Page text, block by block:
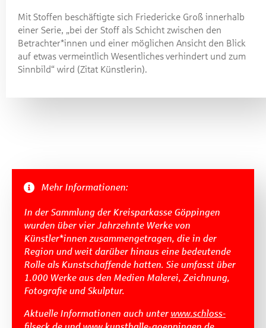
Mit Stoffen beschäftigte sich Friedericke Groß innerhalb
einer Serie, „bei der Stoff als Schicht zwischen den
Betrachter*innen und einer möglichen Ansicht den Blick
auf etwas vermeintlich Wesentlichesverhindert und zum
Sinnbild“ wird (Zitat Künstlerin).
Mehr Informationen:
In der Sammlung der Kreisparkasse Göppingen
wurden über vier Jahrzehnte Werke von
Künstler*innen zusammengetragen, die in der
Region und weit darüber hinaus eine bedeutende
Rolle als Kunstschaffende hatten. Sie umfasst über
1.000 Werke aus den Medien Malerei, Zeichnung,
Fotografie und Skulptur.
Aktuelle Informationen auch unter www.schloss-